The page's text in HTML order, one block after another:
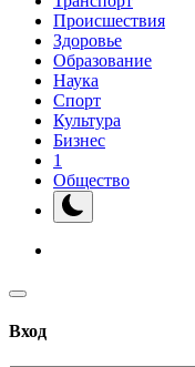
Происшествия
Здоровье
Образование
Наука
Спорт
Культура
Бизнес
1
Общество
Вход